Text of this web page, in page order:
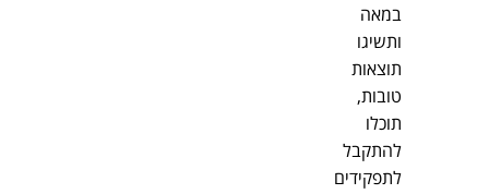
במאה
ותשיגו
תוצאות
טובות,
תוכלו
להתקבל
לתפקידים